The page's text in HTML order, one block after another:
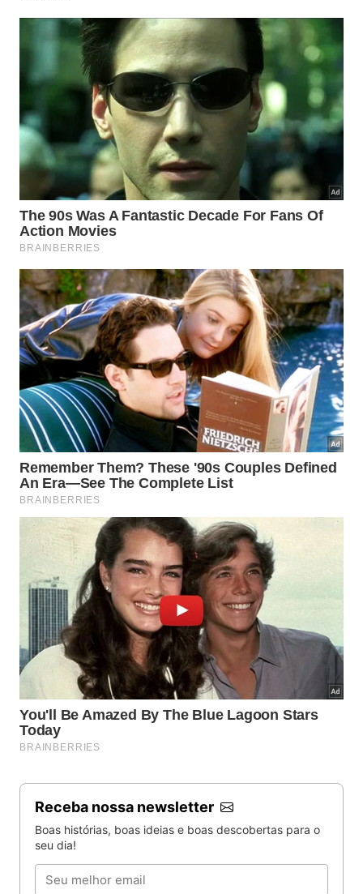
moderada ocupam um espaço difícil de contestar.
Zona 2 é uma ferramenta útil dentro desse
raciocínio, especialmente porque facilita aderência,
melhora o condicionamento e aproxima a rotina real
de metas que a literatura já relaciona a menos
mortalidade.
Receba nossa newsletter
Boas histórias, boas ideias e boas descobertas para o
seu dia!
Email